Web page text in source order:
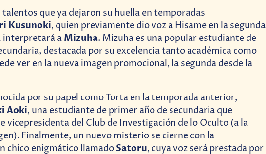
que ya dejaron su huella en temporadas
Kusunoki, quien previamente dio voz a Hisame en la segunda
interpretará a Mizuha. Mizuha es una popular estudiante de
destacada por su excelencia tanto académica como
ver en la nueva imagen promocional, la segunda desde la
por su papel como Torta en la temporada anterior,
Aoki, una estudiante de primer año de secundaria que
vicepresidenta del Club de Investigación de lo Oculto (a la
Finalmente, un nuevo misterio se cierne con la
chico enigmático llamado Satoru, cuya voz será prestada por